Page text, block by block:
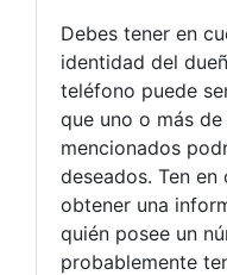
Debes tener en
identidad del
teléfono puede
que uno o más
mencionados
deseados. Ten
obtener una
quién posee un
probablemente